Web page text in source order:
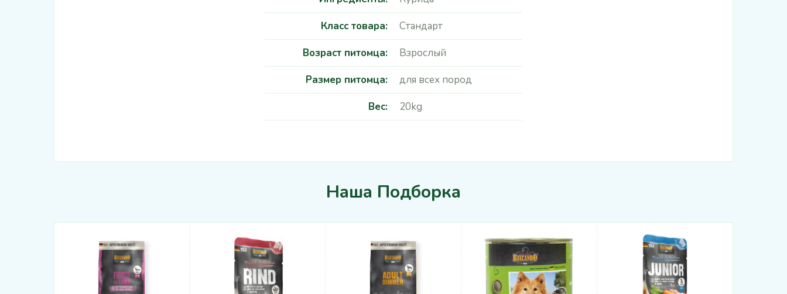
Класс товара
Стандарт
Возраст питомца
Взрослый
Размер питомца
для всех пород
Вес
20kg
Наша Подборка